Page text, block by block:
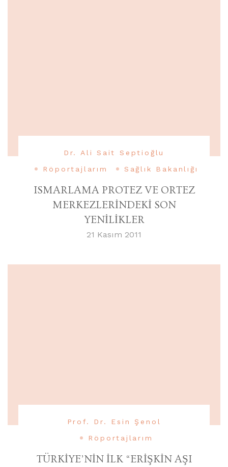
Dr. Ali Sait Septioğlu
Röportajlarım
Sağlık Bakanlığı
ISMARLAMA PROTEZ VE ORTEZ
MERKEZLERİNDEKİ SON
YENİLİKLER
21 Kasım 2011
Prof. Dr. Esin Şenol
Röportajlarım
TÜRKİYE’NİN İLK “ERİŞKİN AŞI